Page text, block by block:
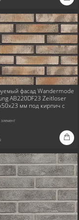
фасад Wandermode
AB220DF23 Zeitloser
мм под кирпич с
2